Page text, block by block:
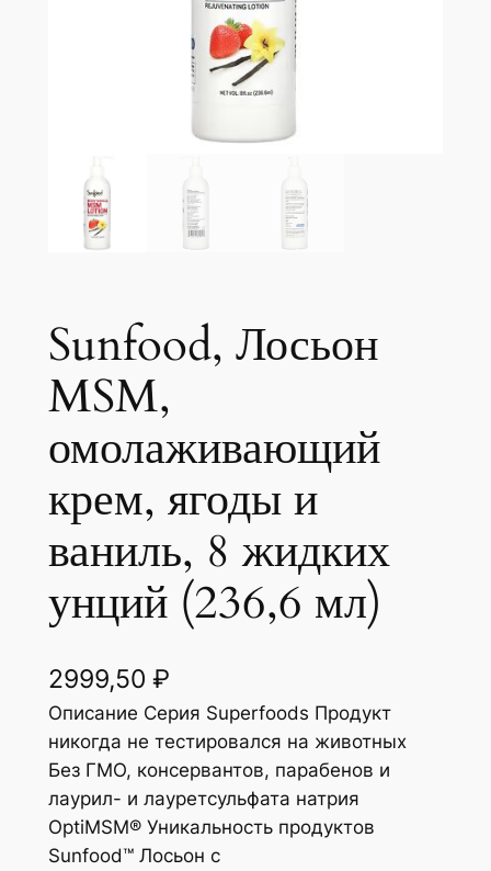
Sunfood, Лосьон
MSM,
омолаживающий
крем, ягоды и
ваниль, 8 жидких
унций (236,6 мл)
2999,50 ₽
Описание Серия Superfoods Продукт
никогда не тестировался на животных
Без ГМО, консервантов, парабенов и
лаурил- и лауретсульфата натрия
OptiMSM® Уникальность продуктов
Sunfood™ Лосьон с